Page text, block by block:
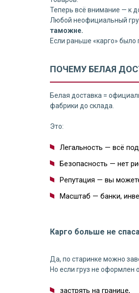
Теперь всё внимание — к
Любой неофициальный
таможне.
Если раньше «карго» было
ПОЧЕМУ БЕЛАЯ
Белая доставка =
фабрики до склада.
Это:
Легальность — всё
Безопасность — нет
Репутация — вы
Масштаб — банки,
Карго больше не
Да, по старинке можно
Но если груз не
застрять на границе,